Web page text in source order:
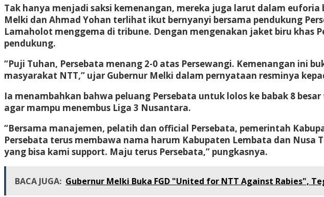
Tak hanya menjadi saksi kemenangan, mereka juga larut dalam
Melki dan Ahmad Yohan terlihat ikut bernyanyi bersama pendukung
Lamaholot menggema di tribune. Dengan mengenakan jaket biru khas
pendukung.
“Puji Tuhan, Persebata menang 2-0 atas Persewangi. Kemenangan ini
masyarakat NTT,” ujar Gubernur Melki dalam pernyataan resminya
Ia menambahkan bahwa peluang Persebata untuk lolos ke babak 8
agar mampu menembus Liga 3 Nusantara.
“Bersama manajemen, pelatih dan official Persebata, pemerintah
Persebata terus membawa nama harum Kabupaten Lembata dan
yang bisa kami support. Maju terus Persebata,” pungkasnya.
BACA JUGA: Gubernur Melki Buka FGD "United for NTT Against Rabies",